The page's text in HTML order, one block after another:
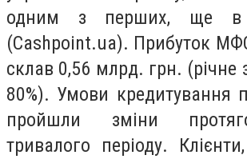
одним з перших, ще в
(Cashpoint.ua). Прибуток
склав 0,56 млрд. грн. (річне
80%). Умови кредитування
пройшли зміни
тривалого періоду.